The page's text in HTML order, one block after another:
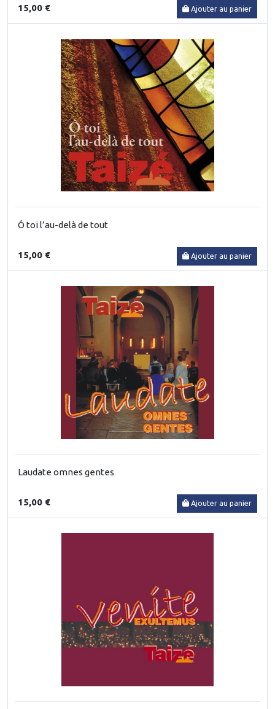
15,00 € Ajouter au panier
Ô toi l’au-delà de tout
15,00 € Ajouter au panier
Laudate omnes gentes
15,00 € Ajouter au panier